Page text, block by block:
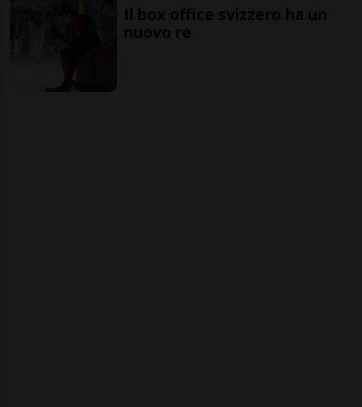
Il box office svizzero ha un
nuovo re